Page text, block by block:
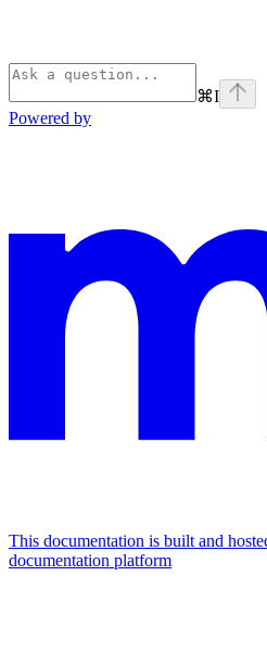
⌘I
Powered by
This documentation is built and
documentation platform